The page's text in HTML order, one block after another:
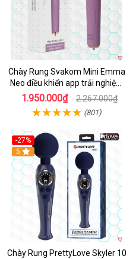
Chày Rung Svakom Mini Emma
Neo điều khiển app trải nghiệm
đỉnh
1.950.000₫ 2.267.000₫
(801)
-27%
Hot
5
Chày Rung PrettyLove Skyler 10